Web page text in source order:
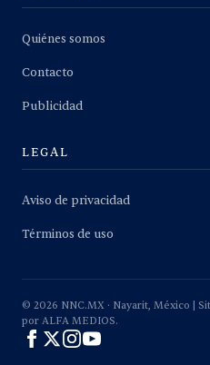
Quiénes somos
Contacto
Publicidad
LEGAL
Aviso de privacidad
Términos de uso
© 2026 NNC.MX · Nayarit, México |
por ALFA MEDIOS.